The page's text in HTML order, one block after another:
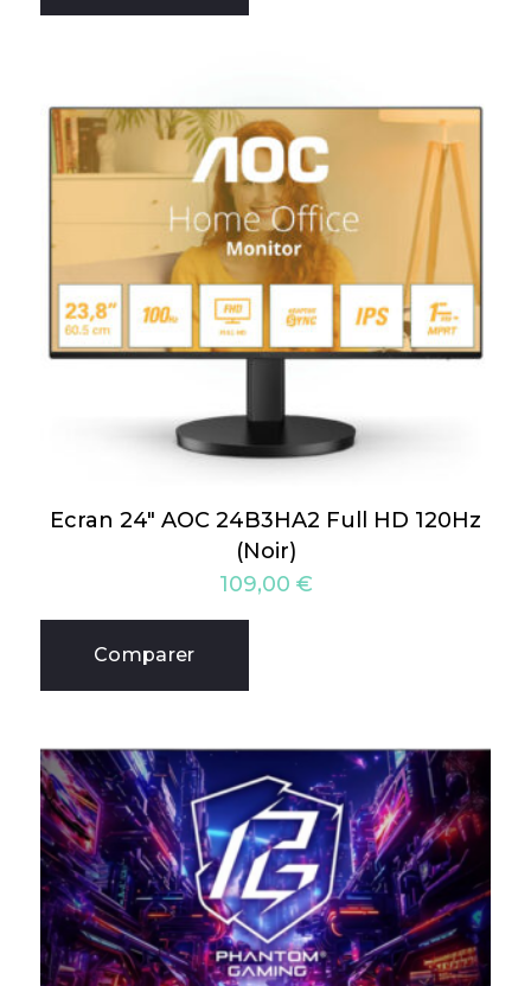
Ecran 24″ AOC 24B3HA2 Full HD 120Hz
(Noir)
109,00 €
Comparer